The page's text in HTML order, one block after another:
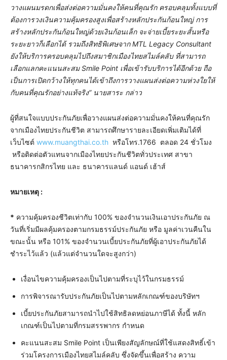
วางแผนมรดกเพื่อส่งต่อความมั่นคงให้คนที่คุณรัก ครอบคลุมทั้งแบบที่
ต้องการวงเงินความคุ้มครองสูงเพื่อสร้างหลักประกันก้อนใหญ่ การ
สร้างหลักประกันก้อนใหญ่ด้วยเงินก้อนเล็ก จะจ่ายเบี้ยระยะสั้นหรือ
ระยะยาวก็เลือกได้ รวมถึงสิทธิพิเศษจากMTL Legacy Consultant
ยังให้บริการครอบคลุมไปถึงสมาชิกเมืองไทยสไมล์คลับ ที่สามารถ
เลือกแลกคะแนนสะสม Smile Point เพื่อเข้ารับบริการได้อีกด้วย ถือ
เป็นการเปิดกว้างให้ทุกคนได้เข้าถึงการวางแผนส่งต่อความห่วงใยให้
กับคนที่คุณรักอย่างแท้จริง” นายสาระ กล่าว
ผู้ที่สนใจแบบประกันภัยเพื่อวางแผนส่งต่อความมั่นคงให้คนที่คุณรัก
จากเมืองไทยประกันชีวิต สามารถศึกษารายละเอียดเพิ่มเติมได้ที่
เว็บไซต์ www.muangthai.co.th หรือโทร.1766 ตลอด 24 ชั่วโมง
หรือติดต่อตัวแทนจากเมืองไทยประกันชีวิตทั่วประเทศ สาขา
ธนาคารกสิกรไทย และ ธนาคารแลนด์ แอนด์ เฮ้าส์
หมายเหตุ :
* ความคุ้มครองชีวิตเท่ากับ 100% ของจำนวนเงินเอาประกันภัย ณ
วันที่เริ่มมีผลคุ้มครองตามกรมธรรม์ประกันภัย หรือ มูลค่าเวนคืนใน
ขณะนั้น หรือ 101% ของจำนวนเบี้ยประกันภัยที่ผู้เอาประกันภัยได้
ชำระไว้แล้ว (แล้วแต่จำนวนใดจะสูงกว่า)
เงื่อนไขความคุ้มครองเป็นไปตามที่ระบุไว้ในกรมธรรม์
การพิจารณารับประกันภัยเป็นไปตามหลักเกณฑ์ของบริษัทฯ
เบี้ยประกันภัยสามารถนำไปใช้สิทธิลดหย่อนภาษีได้ ทั้งนี้ หลัก
เกณฑ์เป็นไปตามที่กรมสรรพากร กำหนด
คะแนนสะสม Smile Point เป็นเพียงสัญลักษณ์ที่ใช้แสดงสิทธิ์เข้า
ร่วมโครงการเมืองไทยสไมล์คลับ ซึ่งจัดขึ้นเพื่อสร้าง ความ